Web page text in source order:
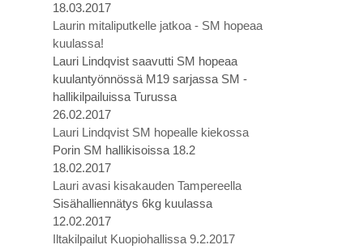
18.03.2017
Laurin mitaliputkelle jatkoa - SM hopeaa
kuulassa!
Lauri Lindqvist saavutti SM hopeaa
kuulantyönnössä M19 sarjassa SM -
hallikilpailuissa Turussa
26.02.2017
Lauri Lindqvist SM hopealle kiekossa
Porin SM hallikisoissa 18.2
18.02.2017
Lauri avasi kisakauden Tampereella
Sisähalliennätys 6kg kuulassa
12.02.2017
Iltakilpailut Kuopiohallissa 9.2.2017